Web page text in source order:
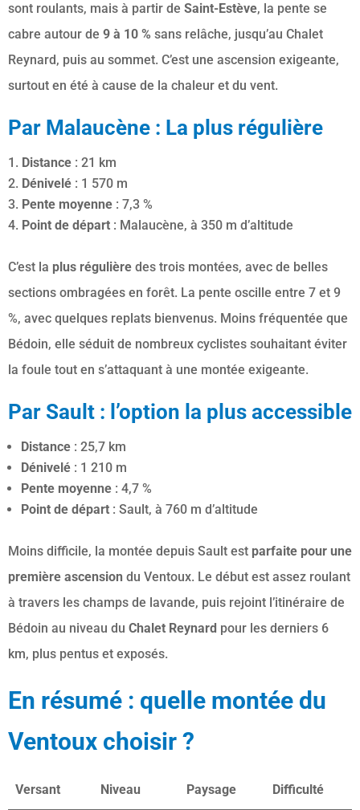
sont roulants, mais à partir de Saint-Estève, la pente se
cabre autour de 9 à 10 % sans relâche, jusqu’au Chalet
Reynard, puis au sommet. C’est une ascension exigeante,
surtout en été à cause de la chaleur et du vent.
Par Malaucène : La plus régulière
Distance: 21 km
Dénivelé: 1 570 m
Pente moyenne: 7,3 %
Point de départ: Malaucène, à 350 m d’altitude
C’est la plus régulièredes trois montées, avec de belles
sections ombragées en forêt. La pente oscille entre 7 et 9
%, avec quelques replats bienvenus. Moins fréquentée que
Bédoin, elle séduit de nombreux cyclistes souhaitant éviter
la foule tout en s’attaquant à une montée exigeante.
Par Sault : l’option la plus accessible
Distance: 25,7 km
Dénivelé: 1 210 m
Pente moyenne: 4,7 %
Point de départ: Sault, à 760 m d’altitude
Moins difficile, la montée depuis Sault est parfaite pour une
première ascension du Ventoux. Le début est assez roulant
à travers les champs de lavande, puis rejoint l’itinéraire de
Bédoin au niveau du Chalet Reynard pour les derniers 6
km, plus pentus et exposés.
En résumé : quelle montée du
Ventoux choisir ?
Versant Niveau Paysage Difficulté